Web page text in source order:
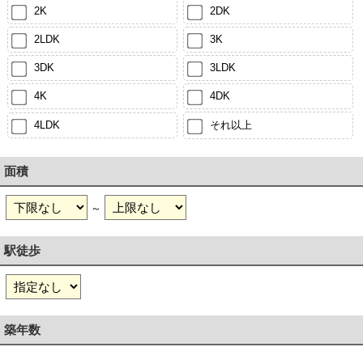
2K 2DK
2LDK 3K
3DK 3LDK
4K 4DK
4LDK それ以上
面積
～
駅徒歩
築年数